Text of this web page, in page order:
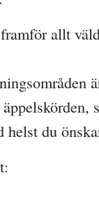
allt
helst du